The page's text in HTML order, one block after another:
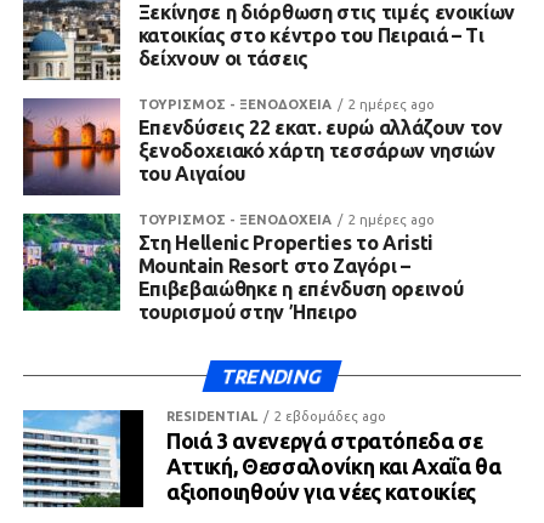
Ξεκίνησε η διόρθωση στις τιμές ενοικίων
κατοικίας στο κέντρο του Πειραιά – Τι
δείχνουν οι τάσεις
ΤΟΥΡΙΣΜΟΣ - ΞΕΝΟΔΟΧΕΙΑ 2 ημέρες ago
Επενδύσεις 22 εκατ. ευρώ αλλάζουν τον
ξενοδοχειακό χάρτη τεσσάρων νησιών
του Αιγαίου
ΤΟΥΡΙΣΜΟΣ - ΞΕΝΟΔΟΧΕΙΑ 2 ημέρες ago
Στη Hellenic Properties το Aristi
Mountain Resort στο Ζαγόρι –
Επιβεβαιώθηκε η επένδυση ορεινού
τουρισμού στην Ήπειρο
TRENDING
RESIDENTIAL 2 εβδομάδες ago
Ποιά 3 ανενεργά στρατόπεδα σε
Αττική, Θεσσαλονίκη και Αχαΐα θα
αξιοποιηθούν για νέες κατοικίες